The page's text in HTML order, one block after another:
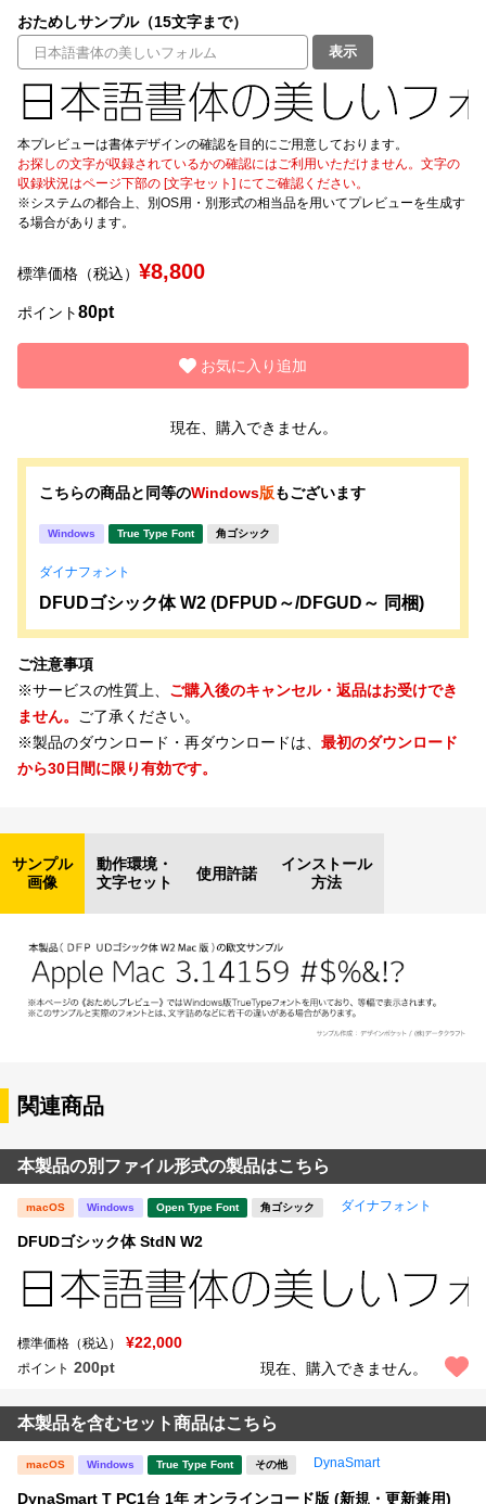
文字種類
価格帯
リセット
おためしサンプル（15文字まで）
表示
本プレビューは書体デザインの確認を目的にご用意しております。
お探しの文字が収録されているかの確認にはご利用いただけません。文字の
収録状況はページ下部の [文字セット] にてご確認ください。
※システムの都合上、別OS用・別形式の相当品を用いてプレビューを生成す
る場合があります。
標準価格（税込） ¥8,800
ポイント80pt
お気に入り追加
現在、購入できません。
こちらの商品と同等のWindows版もございます
Windows True Type Font 角ゴシック
ダイナフォント
DFUDゴシック体 W2 (DFPUD～/DFGUD～ 同梱)
ご注意事項
※サービスの性質上、 ご購入後のキャンセル・返品はお受けでき
ません。 ご了承ください。
※製品のダウンロード・再ダウンロードは、 最初のダウンロード
から30日間に限り有効です。
サンプル
画像
動作環境・
文字セット
使用許諾
インストール
方法
関連商品
本製品の別ファイル形式の製品はこちら
macOS Windows Open Type Font 角ゴシック ダイナフォント
DFUDゴシック体 StdN W2
標準価格（税込） ¥22,000
ポイント 200pt 現在、購入できません。
本製品を含むセット商品はこちら
macOS Windows True Type Font その他 DynaSmart
DynaSmart T PC1台 1年 オンラインコード版 (新規・更新兼用)